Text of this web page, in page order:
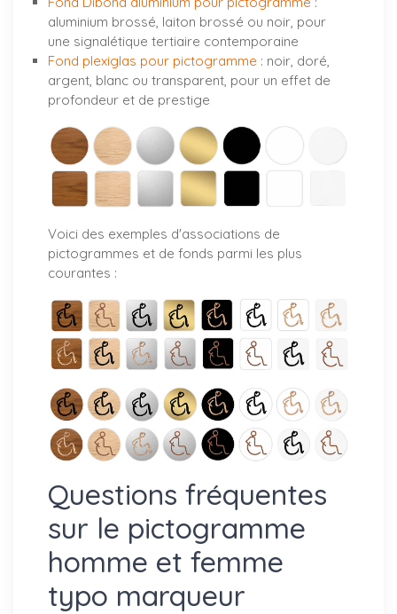
aluminium brossé, laiton brossé ou noir, pour
une signalétique tertiaire contemporaine
Fond plexiglas pour pictogramme : noir, doré,
argent, blanc ou transparent, pour un effet de
profondeur et de prestige
Voici des exemples d'associations de
pictogrammes et de fonds parmi les plus
courantes :
Questions fréquentes
sur le pictogramme
homme et femme
typo marqueur